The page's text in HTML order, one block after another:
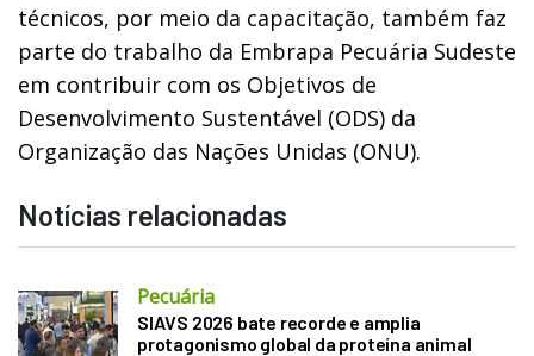
técnicos, por meio da capacitação, também faz
parte do trabalho da Embrapa Pecuária Sudeste
em contribuir com os Objetivos de
Desenvolvimento Sustentável (ODS) da
Organização das Nações Unidas (ONU).
Notícias relacionadas
Pecuária
SIAVS 2026 bate recorde e amplia
protagonismo global da proteína animal